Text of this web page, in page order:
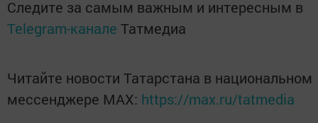
Следите за самым важным и интересным в
Telegram-канале Татмедиа
Читайте новости Татарстана в национальном
мессенджере MАХ: https://max.ru/tatmedia